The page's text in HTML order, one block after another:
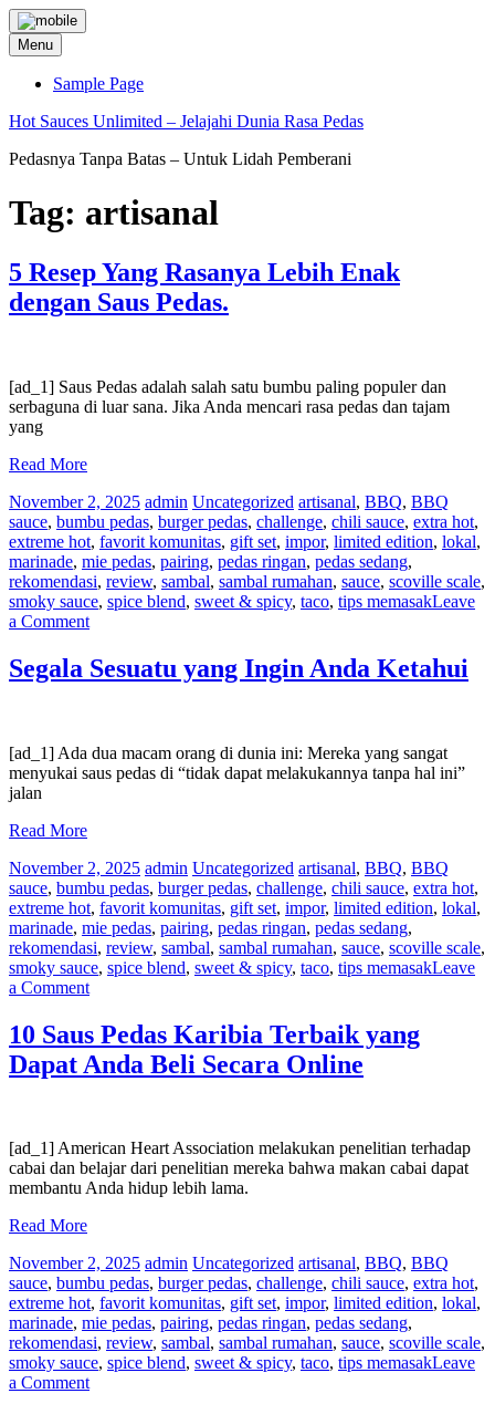
Skip
to
content
Menu
Sample Page
Hot Sauces Unlimited – Jelajahi Dunia Rasa Pedas
Pedasnya Tanpa Batas – Untuk Lidah Pemberani
Tag: artisanal
5 Resep Yang Rasanya Lebih Enak
dengan Saus Pedas.
[ad_1] Saus Pedas adalah salah satu bumbu paling populer dan
serbaguna di luar sana. Jika Anda mencari rasa pedas dan tajam
yang
Read More
November 2, 2025 admin Uncategorized artisanal, BBQ, BBQ
sauce, bumbu pedas, burger pedas, challenge, chili sauce, extra hot,
extreme hot, favorit komunitas, gift set, impor, limited edition, lokal,
marinade, mie pedas, pairing, pedas ringan, pedas sedang,
rekomendasi, review, sambal, sambal rumahan, sauce, scoville scale,
smoky sauce, spice blend, sweet & spicy, taco, tips memasakLeave
a Commenton
Resep
Yang
dengan
Saus
Segala Sesuatu yang Ingin Anda Ketahui
[ad_1] Ada dua macam orang di dunia ini: Mereka yang sangat
menyukai saus pedas di “tidak dapat melakukannya tanpa hal ini”
jalan
Read More
November 2, 2025 admin Uncategorized artisanal, BBQ, BBQ
sauce, bumbu pedas, burger pedas, challenge, chili sauce, extra hot,
extreme hot, favorit komunitas, gift set, impor, limited edition, lokal,
marinade, mie pedas, pairing, pedas ringan, pedas sedang,
rekomendasi, review, sambal, sambal rumahan, sauce, scoville scale,
smoky sauce, spice blend, sweet & spicy, taco, tips memasakLeave
a Commenton
Sesuatu
yang
Ingin
10 Saus Pedas Karibia Terbaik yang
Dapat Anda Beli Secara Online
[ad_1] American Heart Association melakukan penelitian terhadap
cabai dan belajar dari penelitian mereka bahwa makan cabai dapat
membantu Anda hidup lebih lama.
Read More
November 2, 2025 admin Uncategorized artisanal, BBQ, BBQ
sauce, bumbu pedas, burger pedas, challenge, chili sauce, extra hot,
extreme hot, favorit komunitas, gift set, impor, limited edition, lokal,
marinade, mie pedas, pairing, pedas ringan, pedas sedang,
rekomendasi, review, sambal, sambal rumahan, sauce, scoville scale,
smoky sauce, spice blend, sweet & spicy, taco, tips memasakLeave
a Commenton